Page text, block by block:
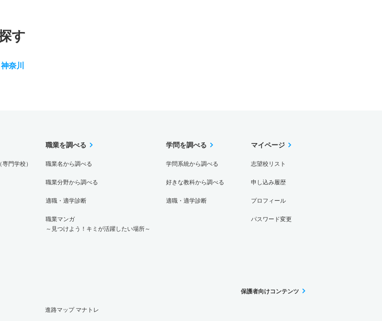
す
神奈川
門学校）
職業を調べる
職業名から調べる
職業分野から調べる
適職・適学診断
職業マンガ
～見つけよう！キミが活躍したい場所～
学問を調べる
学問系統から調べる
好きな教科から調べる
適職・適学診断
マイページ
志望校リスト
申し込み履歴
プロフィール
パスワード変更
進路マップ マナトレ
保護者向けコンテンツ